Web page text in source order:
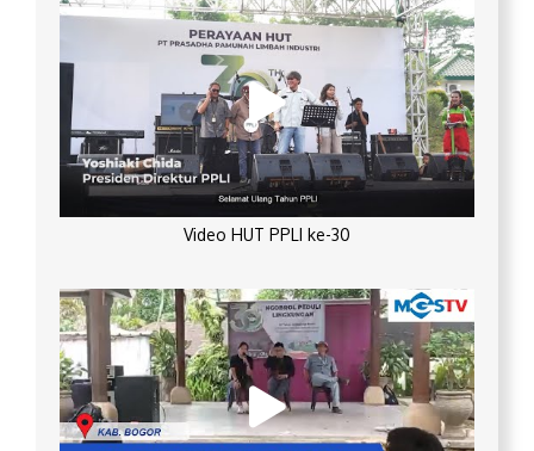
Video HUT PPLI ke-30